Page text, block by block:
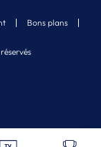
Fermer
Bons plans